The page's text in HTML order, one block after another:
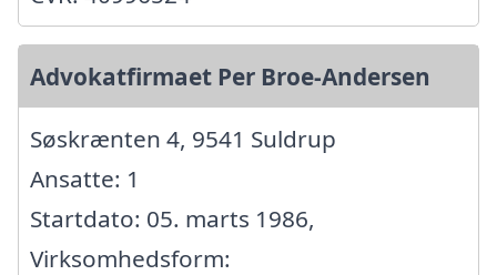
Advokatfirmaet Per Broe-Andersen
Søskrænten 4, 9541 Suldrup
Ansatte: 1
Startdato: 05. marts 1986,
Virksomhedsform: